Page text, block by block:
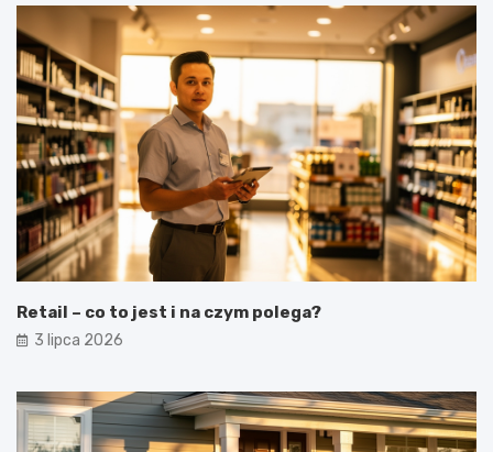
Retail – co to jest i na czym polega?
3 lipca 2026